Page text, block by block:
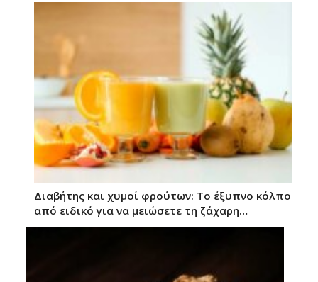
Διαβήτης και χυμοί φρούτων: Το έξυπνο κόλπο
από ειδικό για να μειώσετε τη ζάχαρη…